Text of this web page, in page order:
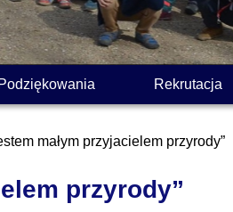
Podziękowania Rekrutacja
małym przyjacielem przyrody”
przyrody”